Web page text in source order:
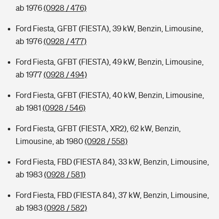
Sie haben Fragen?
Zur Übersicht
Tools
Kinderunfall-Check: Mehr Sicherheit für deine Kids
Typklassen: So ist Ihr Auto eingestuft
ab 1976(0928 / 476)
Ford Fiesta, GFBT (FIESTA), 39 kW, Benzin, Limousine,
ab 1976(0928 / 477)
Ford Fiesta, GFBT (FIESTA), 49 kW, Benzin, Limousine,
ab 1977(0928 / 494)
Ford Fiesta, GFBT (FIESTA), 40 kW, Benzin, Limousine,
ab 1981 (0928 / 546)
Ford Fiesta, GFBT (FIESTA, XR2), 62 kW, Benzin,
Limousine, ab 1980(0928 / 558)
Ford Fiesta, FBD (FIESTA 84), 33 kW, Benzin, Limousine,
ab 1983(0928 / 581)
Ford Fiesta, FBD (FIESTA 84), 37 kW, Benzin, Limousine,
ab 1983(0928 / 582)